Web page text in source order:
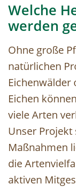
Welche
werden
Ohne große
natürlichen
Eichenwälder
Eichen
viele Arten
Unser
Maßnahmen
die
aktiven